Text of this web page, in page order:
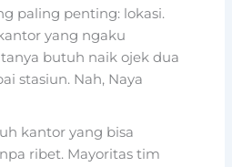
paling penting: lokasi.
yang ngaku
butuh naik ojek dua
stasiun. Nah, Naya
kantor yang bisa
ribet. Mayoritas tim